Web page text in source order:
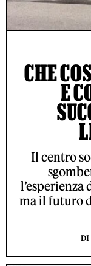
CHE
E
Il centro
ma il futuro
DI